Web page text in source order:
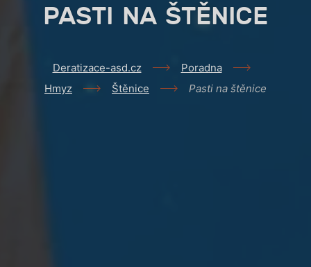
PASTI NA ŠTĚNICE
Deratizace-asd.cz
Poradna
Hmyz
Štěnice Pasti na štěnice